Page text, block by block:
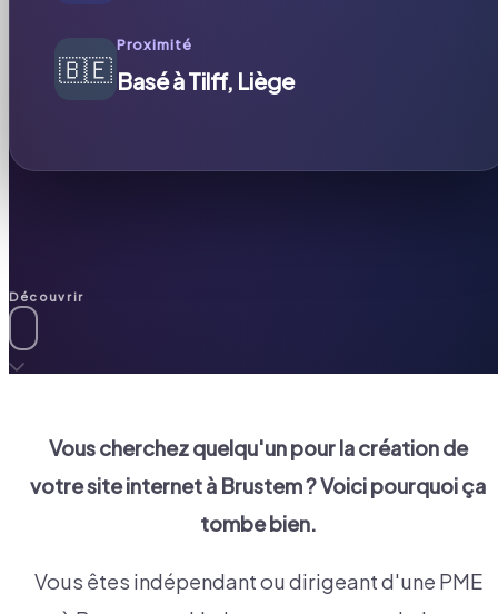
🇧🇪
Proximité
Basé à Tilff, Liège
Découvrir
Vous cherchez quelqu'un pour la création de
votre site internet à Brustem? Voici pourquoi ça
tombe bien.
Vous êtes indépendant ou dirigeant d'une PME